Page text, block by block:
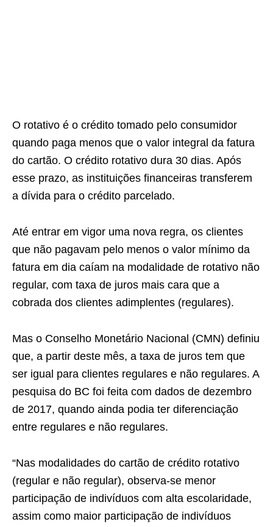
O rotativo é o crédito tomado pelo consumidor
quando paga menos que o valor integral da fatura
do cartão. O crédito rotativo dura 30 dias. Após
esse prazo, as instituições financeiras transferem
a dívida para o crédito parcelado.
Até entrar em vigor uma nova regra, os clientes
que não pagavam pelo menos o valor mínimo da
fatura em dia caíam na modalidade de rotativo não
regular, com taxa de juros mais cara que a
cobrada dos clientes adimplentes (regulares).
Mas o Conselho Monetário Nacional (CMN) definiu
que, a partir deste mês, a taxa de juros tem que
ser igual para clientes regulares e não regulares. A
pesquisa do BC foi feita com dados de dezembro
de 2017, quando ainda podia ter diferenciação
entre regulares e não regulares.
“Nas modalidades do cartão de crédito rotativo
(regular e não regular), observa-se menor
participação de indivíduos com alta escolaridade,
assim como maior participação de indivíduos